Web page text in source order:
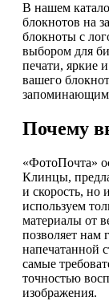
В нашем
блокнотов на
блокноты с
выбором для
печати, яркие
вашего
Почему
«ФотоПочта»
Клинцы,
и скорость, но
используем
материалы от
позволяет нам
напечатанной
самые
точностью
изображения.